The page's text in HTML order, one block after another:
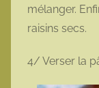
mélanger.
raisins secs.
4/ Verser la